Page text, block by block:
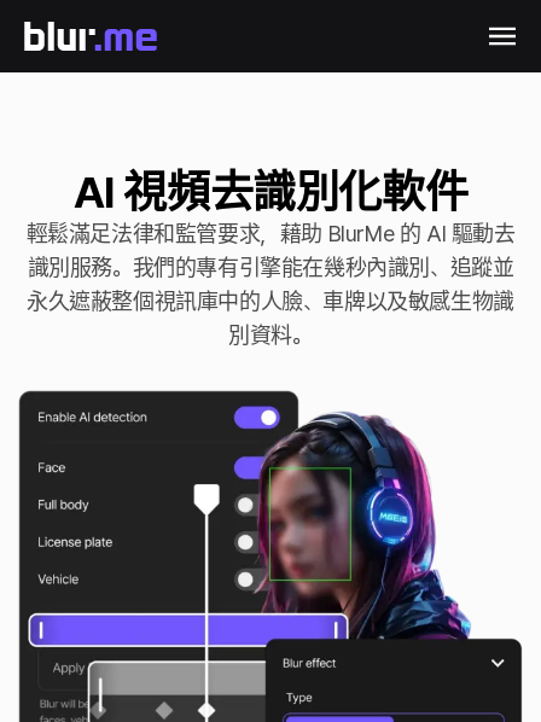
AI 視頻去識別化軟件
輕鬆滿足法律和監管要求，藉助 BlurMe 的 AI 驅動去
識別服務。我們的專有引擎能在幾秒內識別、追蹤並
永久遮蔽整個視訊庫中的人臉、車牌以及敏感生物識
別資料。